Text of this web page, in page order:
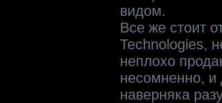
видом.
Все же стоит
Technologies,
неплохо
несомненно, и
наверняка